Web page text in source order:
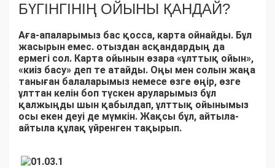
БҮГІНГІНІҢ ОЙЫНЫ ҚАНДАЙ?
Аға-апаларымыз бас қосса, карта ойнайды. Бұл
жасырын емес. отыздан асқандардың да
ермегі сол. Карта ойынын өзара «ұлттық ойын»,
«киіз басу» деп те атайды. Оңы мен солын жаңа
таныған балаларымыз немесе өзге өңір, өзге
ұлттан келін боп түскен аруларымыз бұл
қалжыңды шын қабылдап, ұлттық ойынымыз
осы екен деуі де мүмкін. Жақсы бұл, айтыла-
айтыла құлақ үйренген тақырып.